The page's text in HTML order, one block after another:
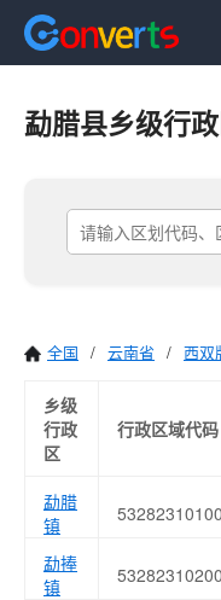
勐腊县乡级行
全国 / 云南省 / 西双
乡级
行政
区
行政区域代码
勐腊
镇
勐捧
镇